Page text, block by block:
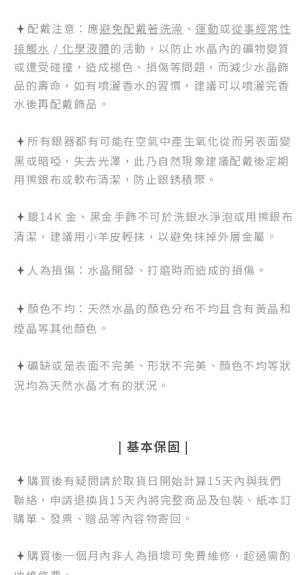
配戴注意：應避免配戴著洗澡 、 運動或從事經常性
接觸水 / 化學液體的活動，以防止水晶內的礦物變質
或遭受碰撞，造成褪色、損傷等問題，而減少水晶飾
品的壽命，如有噴灑香水的習慣，建議可以噴灑完香
水後再配戴飾品。
所有銀器都有可能在空氣中產生氧化從而另表面變
黑或暗啞，失去光澤，此乃自然現象建議配戴後定期
用擦銀布或軟布清潔，防止銀銹積聚。
鍍14K 金、黑金手飾不可於洗銀水淨泡或用擦銀布
清潔，建議用小羊皮輕抹，以避免抹掉外層金屬。
人為損傷 ：水晶開發、打磨時而造成的損傷。
顏色不均：天然水晶的顏色分布不均且含有黃晶和
煙晶等其他顏色。
礦缺或是表面不完美、形狀不完美、顏色不均等狀
況均為天然水晶才有的狀況。
| 基本保固 |
購買後有疑問請於取貨日開始計算15天內與我們
聯絡， 申請退換貨15天內將完整商品及包裝、紙本訂
購單、發票、贈品等內容物寄回。
購買後一個月內非人為損壞可免費維修，超過需酌